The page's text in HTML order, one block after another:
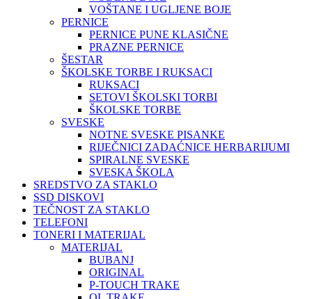
VOŠTANE I UGLJENE BOJE
PERNICE
PERNICE PUNE KLASIČNE
PRAZNE PERNICE
ŠESTAR
ŠKOLSKE TORBE I RUKSACI
RUKSACI
SETOVI ŠKOLSKI TORBI
ŠKOLSKE TORBE
SVESKE
NOTNE SVESKE PISANKE
RIJEČNICI ZADAĆNICE HERBARIJUMI
SPIRALNE SVESKE
SVESKA ŠKOLA
SREDSTVO ZA STAKLO
SSD DISKOVI
TEČNOST ZA STAKLO
TELEFONI
TONERI I MATERIJAL
MATERIJAL
BUBANJ
ORIGINAL
P-TOUCH TRAKE